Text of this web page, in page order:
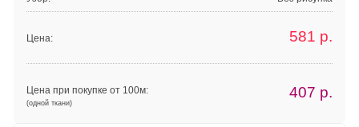
Цена: 581 р.
Цена при покупке от 100м:
(одной ткани)
407 р.